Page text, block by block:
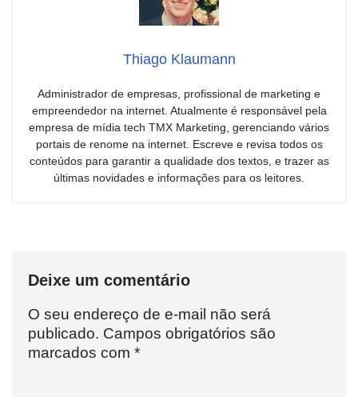
Thiago Klaumann
Administrador de empresas, profissional de marketing e
empreendedor na internet. Atualmente é responsável pela
empresa de mídia tech TMX Marketing, gerenciando vários
portais de renome na internet. Escreve e revisa todos os
conteúdos para garantir a qualidade dos textos, e trazer as
últimas novidades e informações para os leitores.
Deixe um comentário
O seu endereço de e-mail não será
publicado. Campos obrigatórios são
marcados com *